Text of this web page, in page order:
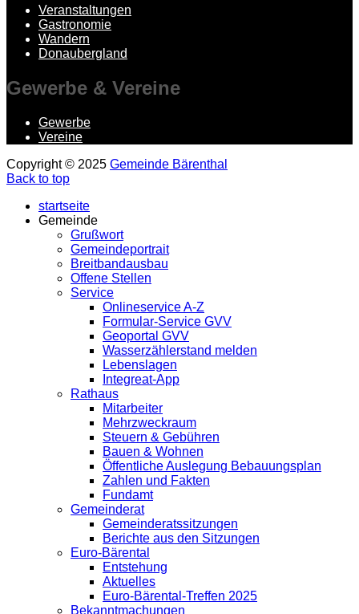
Veranstaltungen
Gastronomie
Wandern
Donaubergland
Gewerbe & Vereine
Gewerbe
Vereine
Copyright © 2025 Gemeinde Bärenthal
Back to top
startseite
Gemeinde
Grußwort
Gemeindeportrait
Breitbandausbau
Offene Stellen
Service
Onlineservice A-Z
Formular-Service GVV
Geoportal GVV
Wasserzählerstand melden
Lebenslagen
Integreat-App
Rathaus
Mitarbeiter
Mehrzweckraum
Steuern & Gebühren
Bauen & Wohnen
Öffentliche Auslegung Bebauungsplan
Zahlen und Fakten
Fundamt
Gemeinderat
Gemeinderatssitzungen
Berichte aus den Sitzungen
Euro-Bärental
Entstehung
Aktuelles
Euro-Bärental-Treffen 2025
Bekanntmachungen